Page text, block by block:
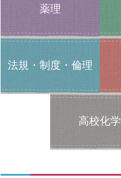
薬理
法規・制度・倫理
高校化学